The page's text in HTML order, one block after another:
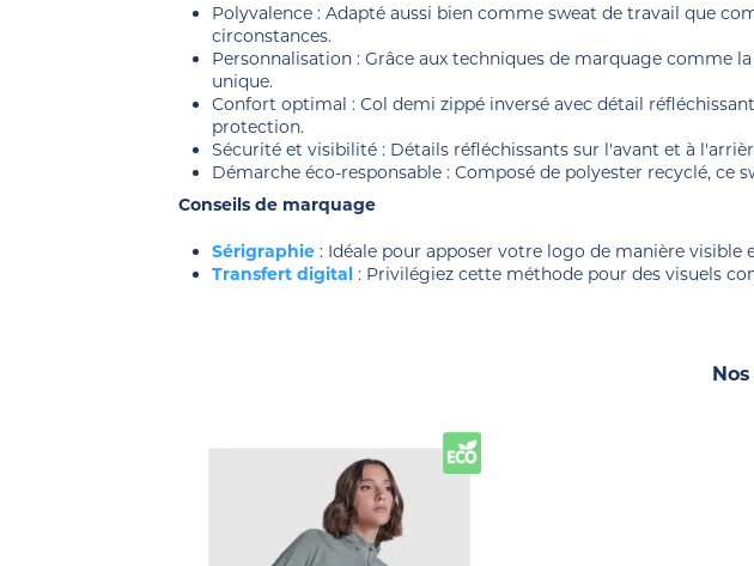
Polyvalence : Adapté aussi bien comme sweat de travail que
circonstances.
Personnalisation : Grâce aux techniques de marquage comme
unique.
Confort optimal : Col demi zippé inversé avec détail
protection.
Sécurité et visibilité : Détails réfléchissants sur l'avant et à
Démarche éco-responsable : Composé de polyester recyclé,
Conseils de marquage
Sérigraphie : Idéale pour apposer votre logo de manière
Transfert digital : Privilégiez cette méthode pour des visuels